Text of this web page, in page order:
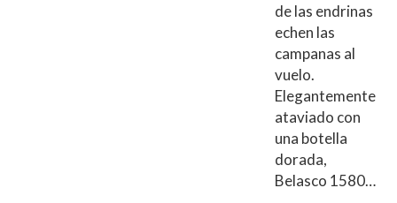
de las endrinas
echen las
campanas al
vuelo.
Elegantemente
ataviado con
una botella
dorada,
Belasco 1580…